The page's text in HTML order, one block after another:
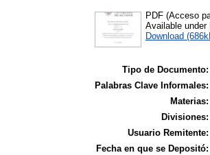
PDF (Acceso
Available under
Download
Tipo de Documento:
Palabras Clave Informales:
Materias:
Divisiones:
Usuario Remitente:
Fecha en que se Depositó: